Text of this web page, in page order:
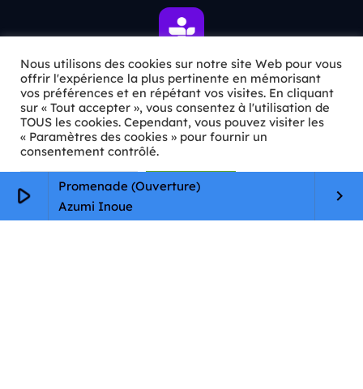
play_arrow
Promenade (Ouverture)
Azumi Inoue
keyboard_arrow_right
ℹ️ INFOS PRATIQUES
✉️Contact
🦊Qui sommes-nous ?
📄
Mentions légales
Nous utilisons des cookies sur notre site Web pour vous
offrir l'expérience la plus pertinente en mémorisant
vos préférences et en répétant vos visites. En cliquant
sur « Tout accepter », vous consentez à l'utilisation de
TOUS les cookies. Cependant, vous pouvez visiter les
« Paramètres des cookies » pour fournir un
consentement contrôlé.
Paramètres Cookie Tout accepter